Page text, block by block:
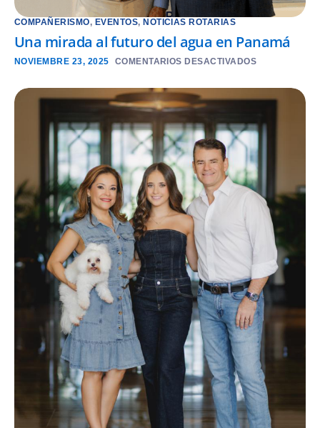
COMPAÑERISMO, EVENTOS,NOTICIAS ROTARIAS
Una mirada al futuro del agua en Panamá
NOVIEMBRE 23, 2025 COMENTARIOS DESACTIVADOS